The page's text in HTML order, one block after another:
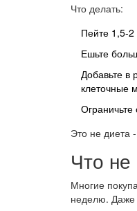
Что делать:
Пейте 1,5-
Ешьте
Добавьте в
клеточные
Это не диета
Что не
Многие
неделю. Даже